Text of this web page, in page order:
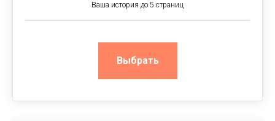
Ваша история до 5 страниц
Выбрать